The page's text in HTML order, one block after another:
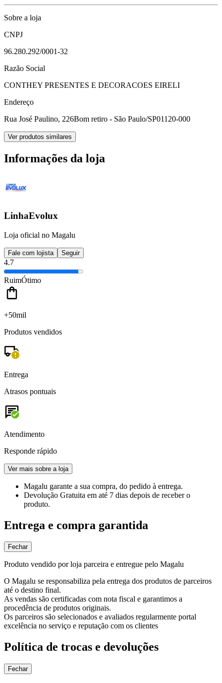
Sobre a loja
CNPJ
96.280.292/0001-32
Razão Social
CONTHEY PRESENTES E DECORACOES EIRELI
Endereço
Rua José Paulino, 226Bom retiro - São Paulo/SP01120-000
Ver produtos similares
Informações da loja
LinhaEvolux
Loja oficial no Magalu
Fale com lojista Seguir
4.7
RuimÓtimo
+50mil
Produtos vendidos
Entrega
Atrasos pontuais
Atendimento
Responde rápido
Ver mais sobre a loja
Magalu garante a sua compra, do pedido à entrega.
Devolução Gratuita em até 7 dias depois de receber o
produto.
Entrega e compra garantida
Fechar
Produto vendido por loja parceira e entregue pelo Magalu
O Magalu se responsabiliza pela entrega dos produtos de parceiros
até o destino final.
As vendas são certificadas com nota fiscal e garantimos a
procedência de produtos originais.
Os parceiros são selecionados e avaliados regularmente portal
excelência no serviço e reputação com os clientes
Política de trocas e devoluções
Fechar